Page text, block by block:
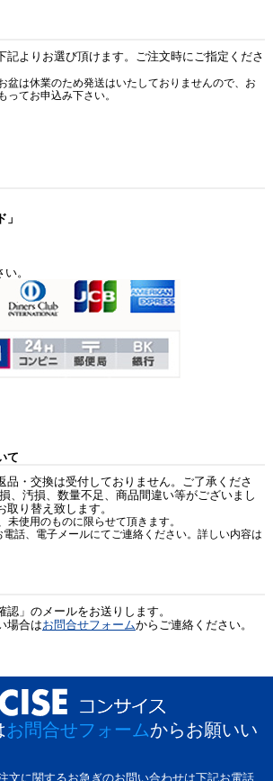
記よりお選び頂けます。ご注文時にご指定くださ
盆は休業のため発送はいたしておりませんので、お
ってお申込み下さい。
。
て
品・交換は受付しておりません。ご了承くださ
、汚損、数量不足、商品間違い等がございまし
り替え致します。
使用のものに限らせて頂きます。
話、電子メールにてご連絡ください。詳しい内容は
」のメールをお送りします。
場合はお問合せフォームからご連絡ください。
お問合せフォームからお願いい
文に関するお急ぎのお問い合わせは下記お電話